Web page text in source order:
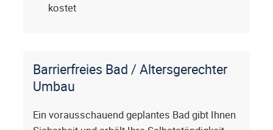
kostet
Barrierfreies Bad / Altersgerechter
Umbau
Ein vorausschauend geplantes Bad gibt Ihnen